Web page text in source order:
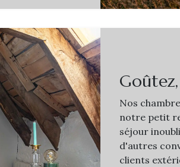
Nos
notre petit
séjour
d'autres
clients